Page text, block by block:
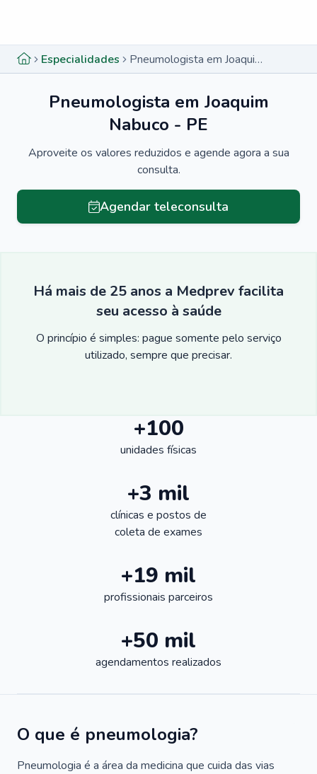
Especialidades Pneumologista em Joaquim Nabuco - PE
Pneumologista em Joaquim
Nabuco - PE
Aproveite os valores reduzidos e agende agora a sua
consulta.
Agendar teleconsulta
Há mais de 25 anos a Medprev facilita
seu acesso à saúde
O princípio é simples: pague somente pelo serviço
utilizado, sempre que precisar.
+100
unidades físicas
+3 mil
clínicas e postos de
coleta de exames
+19 mil
profissionais parceiros
+50 mil
agendamentos realizados
O que é pneumologia?
Pneumologia é a área da medicina que cuida das vias